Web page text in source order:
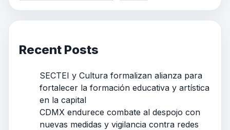
Recent Posts
SECTEI y Cultura formalizan alianza para
fortalecer la formación educativa y artística
en la capital
CDMX endurece combate al despojo con
nuevas medidas y vigilancia contra redes